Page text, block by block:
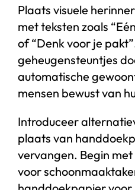
Plaats visuele
met teksten zoals
of “Denk voor je
geheugensteuntjes
automatische
mensen bewust van
Introduceer
plaats van
vervangen. Begin
voor